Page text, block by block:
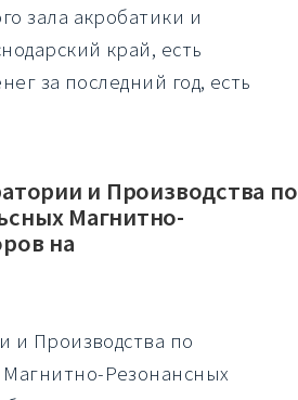
зала акробатики и
край, есть
за последний год, есть
и Производства по
Магнитно-
на
и Производства по
Резонансных